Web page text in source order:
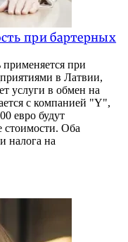
при бартерных
при
в Латвии,
услуги в обмен на
с компанией "Y",
евро будут
стоимости. Оба
налога на